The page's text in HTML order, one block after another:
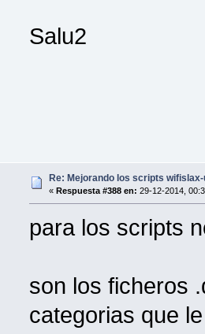
F_compilar
#Hacemos strip sobre el paquete
Salu2
Re: Mejorando los scripts
« Respuesta #388 en: 29-12-2014,
para los scripts
son los ficheros
categorias que